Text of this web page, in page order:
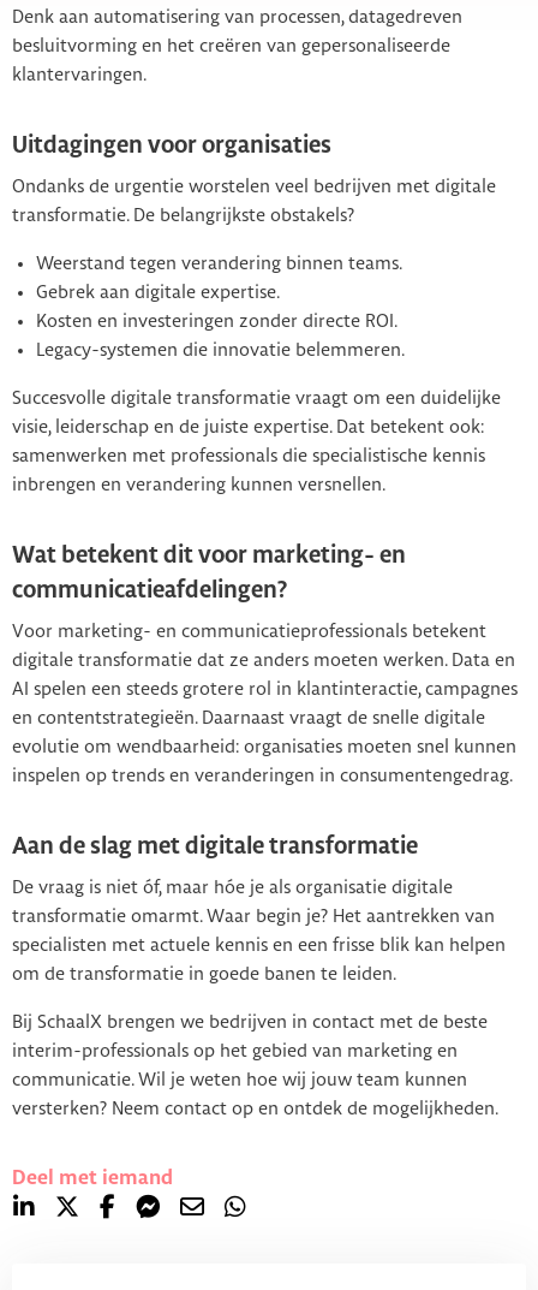
Denk aan automatisering van processen, datagedreven
besluitvorming en het creëren van gepersonaliseerde
klantervaringen.
Uitdagingen voor organisaties
Ondanks de urgentie worstelen veel bedrijven met digitale
transformatie. De belangrijkste obstakels?
Weerstand tegen verandering binnen teams.
Gebrek aan digitale expertise.
Kosten en investeringen zonder directe ROI.
Legacy-systemen die innovatie belemmeren.
Succesvolle digitale transformatie vraagt om een duidelijke
visie, leiderschap en de juiste expertise. Dat betekent ook:
samenwerken met professionals die specialistische kennis
inbrengen en verandering kunnen versnellen.
Wat betekent dit voor marketing- en
communicatieafdelingen?
Voor marketing- en communicatieprofessionals betekent
digitale transformatie dat ze anders moeten werken. Data en
AI spelen een steeds grotere rol in klantinteractie, campagnes
en contentstrategieën. Daarnaast vraagt de snelle digitale
evolutie om wendbaarheid: organisaties moeten snel kunnen
inspelen op trends en veranderingen in consumentengedrag.
Aan de slag met digitale transformatie
De vraag is niet óf, maar hóe je als organisatie digitale
transformatie omarmt. Waar begin je? Het aantrekken van
specialisten met actuele kennis en een frisse blik kan helpen
om de transformatie in goede banen te leiden.
Bij SchaalX brengen we bedrijven in contact met de beste
interim-professionals op het gebied van marketing en
communicatie. Wil je weten hoe wij jouw team kunnen
versterken? Neem contact op en ontdek de mogelijkheden.
Deel met iemand